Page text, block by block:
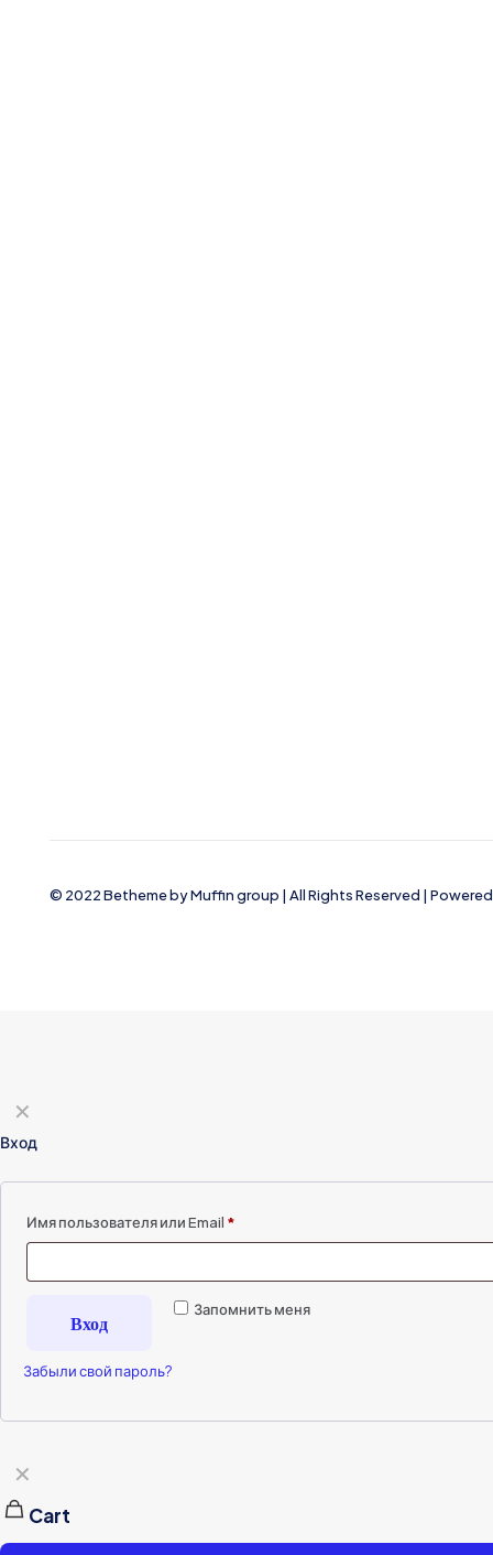
© 2022 Betheme byMuffin group | All Rights Reserved |
✕
Вход
Имя пользователя или Email *
Запомнить меня
Вход
Забыли свой пароль?
✕
Cart